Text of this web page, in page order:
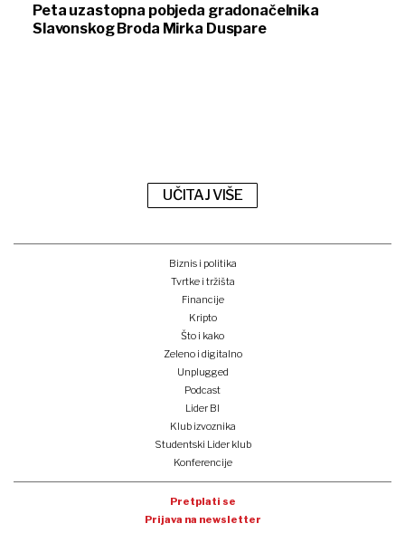
Peta uzastopna pobjeda gradonačelnika
Slavonskog Broda Mirka Duspare
UČITAJ VIŠE
Biznis i politika
Tvrtke i tržišta
Financije
Kripto
Što i kako
Zeleno i digitalno
Unplugged
Podcast
Lider BI
Klub izvoznika
Studentski Lider klub
Konferencije
Pretplati se
Prijava na newsletter